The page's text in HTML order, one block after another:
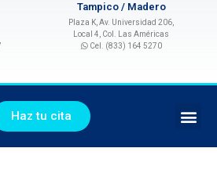
Tampico / Madero
Plaza K, Av. Universidad 206,
Local 4, Col. Las Américas
Cel. (833) 164 5270
Haz tu cita